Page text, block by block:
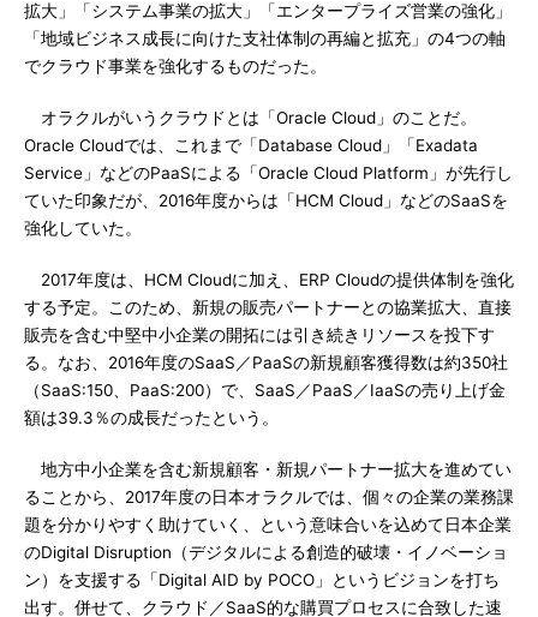
拡大」「システム事業の拡大」「エンタープライズ営業の強化」
「地域ビジネス成長に向けた支社体制の再編と拡充」の4つの軸
でクラウド事業を強化するものだった。
オラクルがいうクラウドとは「Oracle Cloud」のことだ。
Oracle Cloudでは、これまで「Database Cloud」「Exadata
Service」などのPaaSによる「Oracle Cloud Platform」が先行し
ていた印象だが、2016年度からは「HCM Cloud」などのSaaSを
強化していた。
2017年度は、HCM Cloudに加え、ERP Cloudの提供体制を強化
する予定。このため、新規の販売パートナーとの協業拡大、直接
販売を含む中堅中小企業の開拓には引き続きリソースを投下す
る。なお、2016年度のSaaS／PaaSの新規顧客獲得数は約350社
（SaaS:150、PaaS:200）で、SaaS／PaaS／IaaSの売り上げ金
額は39.3％の成長だったという。
地方中小企業を含む新規顧客・新規パートナー拡大を進めてい
ることから、2017年度の日本オラクルでは、個々の企業の業務課
題を分かりやすく助けていく、という意味合いを込めて日本企業
のDigital Disruption（デジタルによる創造的破壊・イノベーショ
ン）を支援する「Digital AID by POCO」というビジョンを打ち
出す。併せて、クラウド／SaaS的な購買プロセスに合致した速